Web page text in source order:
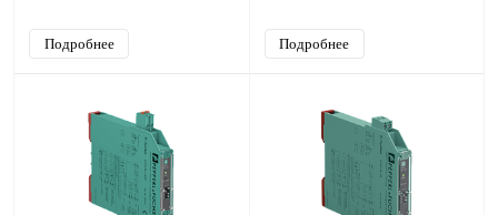
Подробнее Подробнее